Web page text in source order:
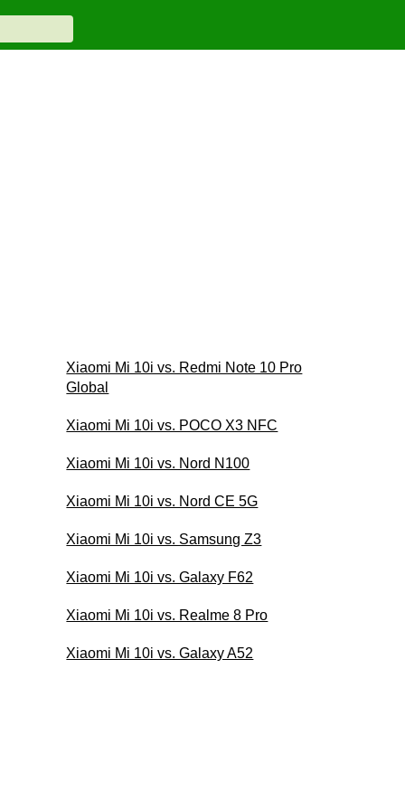
Xiaomi Mi 10i vs. Redmi Note 10 Pro
Global
Xiaomi Mi 10i vs. POCO X3 NFC
Xiaomi Mi 10i vs. Nord N100
Xiaomi Mi 10i vs. Nord CE 5G
Xiaomi Mi 10i vs. Samsung Z3
Xiaomi Mi 10i vs. Galaxy F62
Xiaomi Mi 10i vs. Realme 8 Pro
Xiaomi Mi 10i vs. Galaxy A52